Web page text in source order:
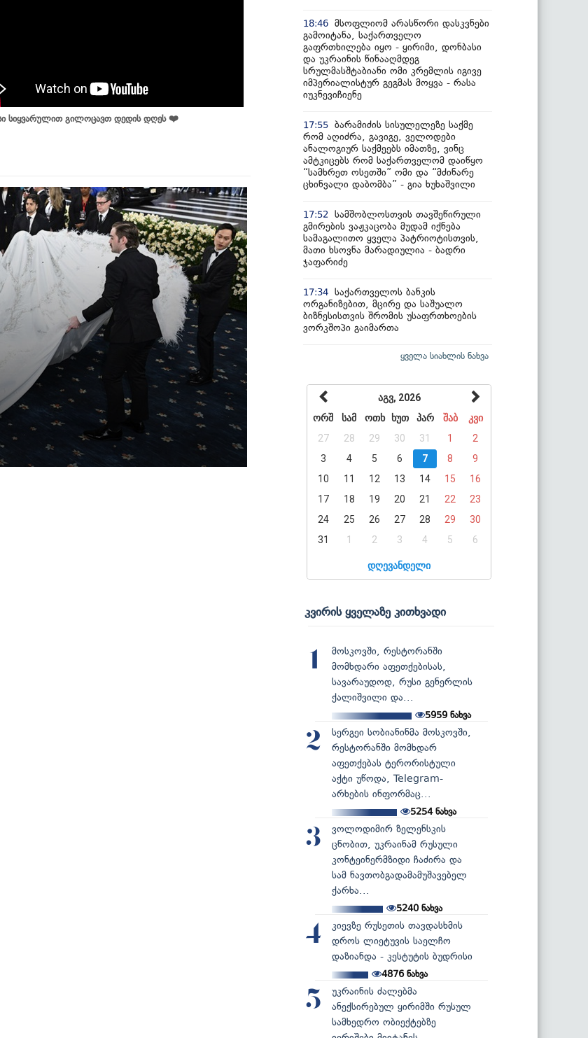
სიყვარულით გილოცავთ დედის დღეს ❤️
18:46 მსოფლიომ არასწორი დასკვნები
გამოიტანა, საქართველო
გაფრთხილება იყო - ყირიმი, დონბასი
და უკრაინის წინააღმდეგ
სრულმასშტაბიანი ომი კრემლის იგივე
იმპერიალისტურ გეგმას მოყვა - რასა
იუკნევიჩიენე
17:55 ბარამიძის სისულელეზე საქმე
რომ აღიძრა, გავიგე, ველოდები
ანალოგიურ საქმეებს იმათზე, ვინც
ამტკიცებს რომ საქართველომ დაიწყო
“სამხრეთ ოსეთში” ომი და “მძინარე
ცხინვალი დაბომბა” - გია ხუხაშვილი
17:52
სამშობლოსთვის თავშეწირული
გმირების ვაჟკაცობა მუდამ იქნება
სამაგალითო ყველა პატრიოტისთვის,
მათი ხსოვნა მარადიულია - ბადრი
ჯაფარიძე
17:34 საქართველოს ბანკის
ორგანიზებით, მცირე და საშუალო
ბიზნესისთვის შრომის უსაფრთხოების
ვორკშოპი გაიმართა
ყველა სიახლის ნახვა
აგვ, 2026
ორშ
სამ ოთხ ხუთ პარ შაბ
კვი
27
28 29 30 31 1
2
3
4 5 6 7 8
9
10
11 12 13 14 15
16
17
18 19 20 21 22
23
24
25 26 27 28 29
30
31
1 2 3 4 5 6
დღევანდელი
კვირის ყველაზე კითხვადი
1
მოსკოვში, რესტორანში
მომხდარი აფეთქებისას,
სავარაუდოდ, რუსი გენერლის
ქალიშვილი და...
5959 ნახვა
2
სერგეი სობიანინმა მოსკოვში,
რესტორანში მომხდარ
აფეთქებას ტერორისტული
აქტი უწოდა, Telegram-
არხების ინფორმაც...
5254ნახვა
3
ვოლოდიმირ ზელენსკის
ცნობით, უკრაინამ რუსული
კონტეინერმზიდი ჩაძირა და
სამ ნავთობგადამამუშავებელ
ქარხა...
5240ნახვა
4
კიევზე რუსეთის თავდასხმის
დროს ლიეტუვის საელჩო
დაზიანდა - კესტუტის ბუდრისი
4876ნახვა
5
უკრაინის ძალებმა
ანექსირებულ ყირიმში რუსულ
სამხედრო ობიექტებზე